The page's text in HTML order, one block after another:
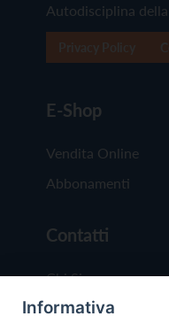
Autodisciplina
E-Shop
Vendita Online
Abbonamenti
Contatti
Chi Siamo
Redazione
Informativa